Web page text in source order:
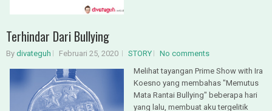
Terhindar Dari Bullying
By divateguh Februari 25, 2020 STORY
No comments
Melihat tayangan Prime Show with Ira
Koesno yang membahas "Memutus
Mata Rantai Bullying" beberapa hari
yang lalu, membuat aku tergelitik